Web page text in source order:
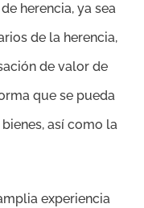
herencia, ya sea
de la herencia,
de valor de
que se pueda
así como la
experiencia